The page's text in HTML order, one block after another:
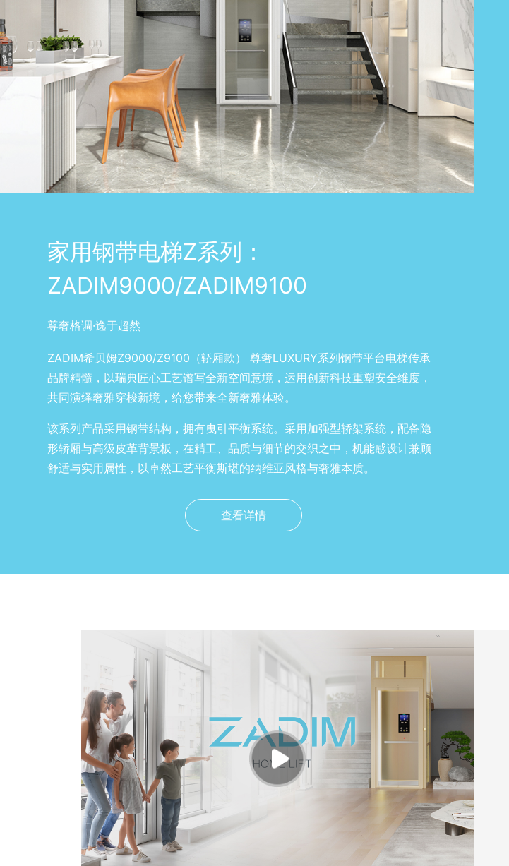
家用钢带电梯Z系列：
ZADIM9000/ZADIM9100
尊奢格调·逸于超然
ZADIM希贝姆Z9000/Z9100（轿厢款） 尊奢LUXURY系列钢带平台电梯传承
品牌精髓，以瑞典匠心工艺谱写全新空间意境，运用创新科技重塑安全维度，
共同演绎奢雅穿梭新境，给您带来全新奢雅体验。
该系列产品采用钢带结构，拥有曳引平衡系统。采用加强型轿架系统，配备隐
形轿厢与高级皮革背景板，在精工、品质与细节的交织之中，机能感设计兼顾
舒适与实用属性，以卓然工艺平衡斯堪的纳维亚风格与奢雅本质。
查看详情